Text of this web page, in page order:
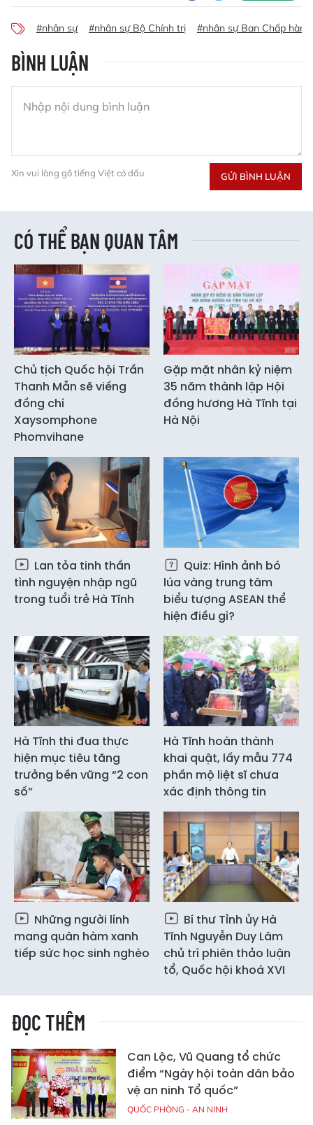
#nhân sự #nhân sự Bộ Chính trị #nhân sự Ban Chấp
BÌNH LUẬN
Xin vui lòng gõ tiếng Việt có dấu GỬI BÌNH LUẬN
CÓ THỂ BẠN QUAN TÂM
Chủ tịch Quốc hội Trần
Thanh Mẫn sẽ viếng
đồng chí
Xaysomphone
Phomvihane
Gặp mặt nhân kỷ niệm
35 năm thành lập Hội
đồng hương Hà Tĩnh tại
Hà Nội
Lan tỏa tinh thần
tình nguyện nhập ngũ
trong tuổi trẻ Hà Tĩnh
Quiz: Hình ảnh bó
lúa vàng trung tâm
biểu tượng ASEAN thể
hiện điều gì?
Hà Tĩnh thi đua thực
hiện mục tiêu tăng
trưởng bền vững “2 con
số”
Hà Tĩnh hoàn thành
khai quật, lấy mẫu 774
phần mộ liệt sĩ chưa
xác định thông tin
Những người lính
mang quân hàm xanh
tiếp sức học sinh nghèo
Bí thư Tỉnh ủy Hà
Tĩnh Nguyễn Duy Lâm
chủ trì phiên thảo luận
tổ, Quốc hội khoá XVI
ĐỌC THÊM
Can Lộc, Vũ Quang tổ chức
điểm “Ngày hội toàn dân bảo
vệ an ninh Tổ quốc”
QUỐC PHÒNG - AN NINH